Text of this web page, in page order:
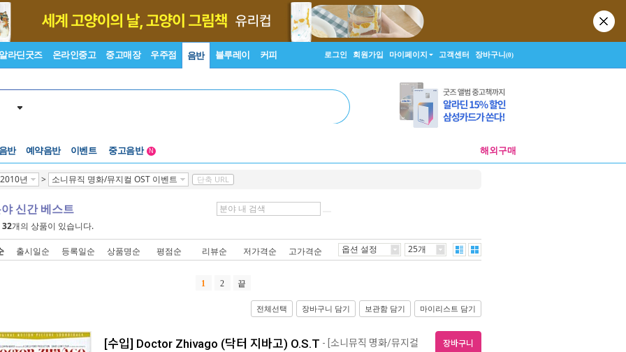
라딘굿즈 온라인중고 중고매장 우주점 음반 블루레이 커피 로그인 회원가입 마이페이지 고객센터 장바구니(0)
반 예약음반 이벤트
1천원부터
N 해외구매
2010년 > 소니뮤직 명화/뮤지컬 OST 이벤트 단축 URL
신간 베스트
32개의 상품이 있습니다.
출시일순 등록일순 상품명순 평점순 리뷰순 저가격순 고가격순 옵션 설정 25개
1 2 끝
전체선택 장바구니 담기 보관함 담기 마이리스트 담기
[수입] Doctor Zhivago (닥터 지바고) O.S.T - [소니뮤직 명화/뮤지컬 장바구니